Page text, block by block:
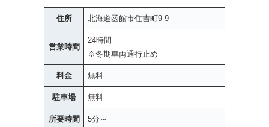
住所 北海道函館市住吉町9-9
営業時間
24時間
※冬期車両通行止め
料金 無料
駐車場 無料
所要時間 5分～